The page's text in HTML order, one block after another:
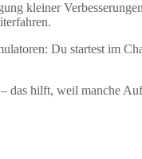
kleiner
Du startest im
hilft, weil manche